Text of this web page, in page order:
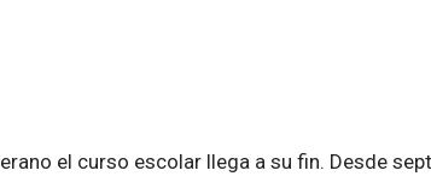
el curso escolar llega a su fin. Desde